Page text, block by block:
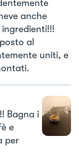
anche
al
uniti, e
Bagna i
e
per